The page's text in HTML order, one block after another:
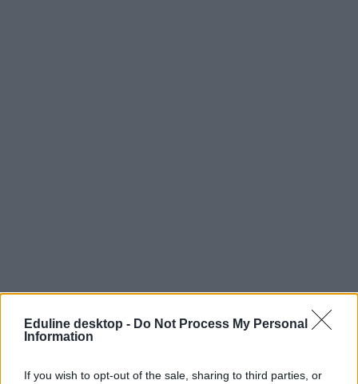
Eduline desktop - Do Not Process My Personal
Information
If you wish to opt-out of the sale, sharing to third parties, or